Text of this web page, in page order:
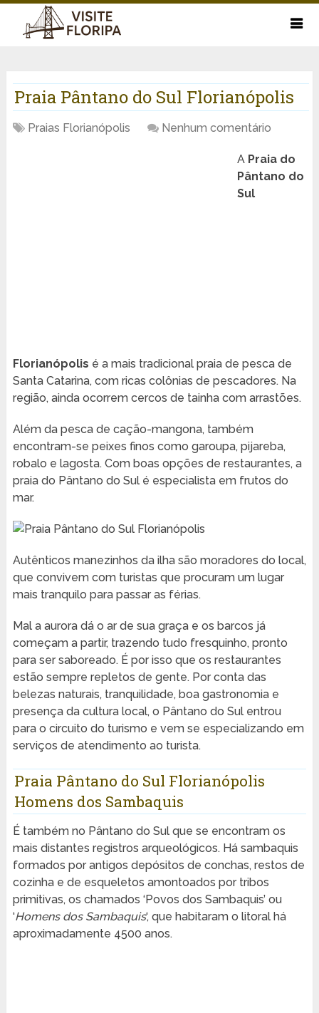
Praia Pântano do Sul Florianópolis
Praias Florianópolis Nenhum comentário
A Praia do
Pântano do
Sul
Florianópolis é a mais tradicional praia de pesca de
Santa Catarina, com ricas colônias de pescadores. Na
região, ainda ocorrem cercos de tainha com arrastões.
Além da pesca de cação-mangona, também
encontram-se peixes finos como garoupa, pijareba,
robalo e lagosta. Com boas opções de restaurantes, a
praia do Pântano do Sul é especialista em frutos do
mar.
Autênticos manezinhos da ilha são moradores do local,
que convivem com turistas que procuram um lugar
mais tranquilo para passar as férias.
Mal a aurora dá o ar de sua graça e os barcos já
começam a partir, trazendo tudo fresquinho, pronto
para ser saboreado. É por isso que os restaurantes
estão sempre repletos de gente. Por conta das
belezas naturais, tranquilidade, boa gastronomia e
presença da cultura local, o Pântano do Sul entrou
para o circuito do turismo e vem se especializando em
serviços de atendimento ao turista.
Praia Pântano do Sul Florianópolis
Homens dos Sambaquis
É também no Pântano do Sul que se encontram os
mais distantes registros arqueológicos. Há sambaquis
formados por antigos depósitos de conchas, restos de
cozinha e de esqueletos amontoados por tribos
primitivas, os chamados ‘Povos dos Sambaquis’ ou
‘Homens dos Sambaquis‘, que habitaram o litoral há
aproximadamente 4500 anos.